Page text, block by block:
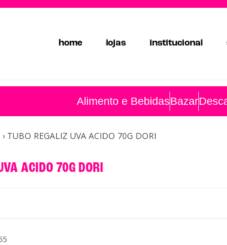
home lojas institucional
Alimento e BebidasBazar
› TUBO REGALIZ UVA ACIDO 70G DORI
ACIDO 70G DORI